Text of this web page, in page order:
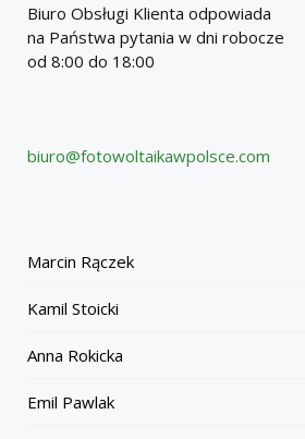
Biuro Obsługi Klienta odpowiada
na Państwa pytania w dni robocze
od 8:00 do 18:00
biuro@fotowoltaikawpolsce.com
Marcin Rączek
Kamil Stoicki
Anna Rokicka
Emil Pawlak